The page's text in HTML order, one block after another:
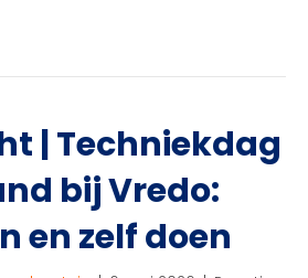
| Techniekdag
bij Vredo:
en zelf doen